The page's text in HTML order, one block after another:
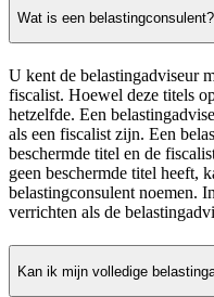
Wat is een belastingconsulent?
U kent de belastingadviseur
fiscalist. Hoewel deze titels
hetzelfde. Een
als een fiscalist zijn. Een
beschermde titel en de
geen beschermde titel heeft,
belastingconsulent noemen.
verrichten als de
Kan ik mijn volledige